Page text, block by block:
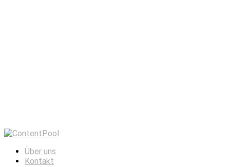
Über uns
Kontakt